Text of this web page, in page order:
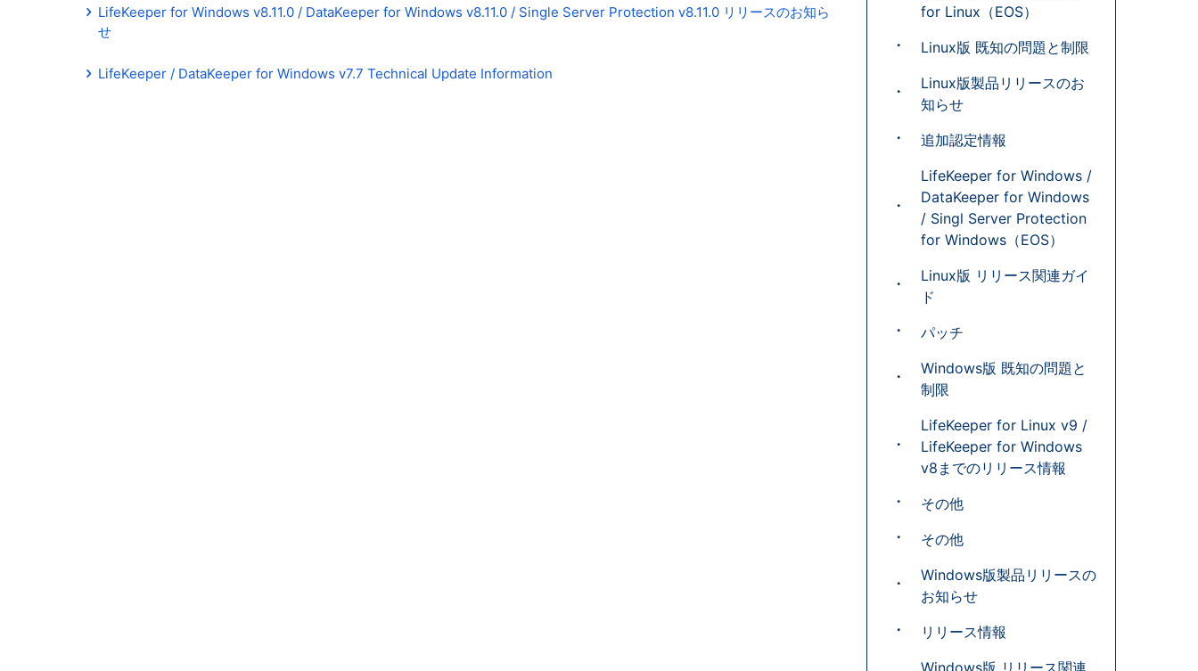
for Linux（EOS）
Linux版 既知の問題と制限
Linux版製品リリースのお
知らせ
追加認定情報
LifeKeeper for Windows /
DataKeeper for Windows
/ Singl Server Protection
for Windows（EOS）
Linux版 リリース関連ガイ
ド
パッチ
Windows版 既知の問題と
制限
LifeKeeper for Linux v9 /
LifeKeeper for Windows
v8までのリリース情報
その他
その他
Windows版製品リリースの
お知らせ
リリース情報
Windows版 リリース関連
LifeKeeper for Windows v8.11.0 / DataKeeper for Windows v8.11.0 / Single Server Protection v8.11.0 リリースのお知ら
せ
LifeKeeper / DataKeeper for Windows v7.7 Technical Update Information